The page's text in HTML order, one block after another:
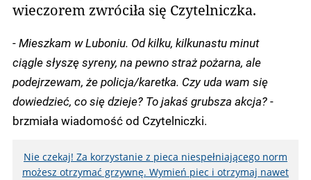
wieczorem zwróciła się Czytelniczka.
-Mieszkam w Luboniu. Od kilku, kilkunastu minut
ciągle słyszę syreny, na pewno straż pożarna, ale
podejrzewam, że policja/karetka. Czy uda wam się
dowiedzieć, co się dzieje? To jakaś grubsza akcja?-
brzmiała wiadomość od Czytelniczki.
Nie czekaj! Za korzystanie z pieca niespełniającego norm
możesz otrzymać grzywnę. Wymień piec i otrzymaj nawet